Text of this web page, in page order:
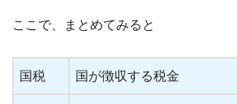
ここで、まとめてみると
国税 国が徴収する税金